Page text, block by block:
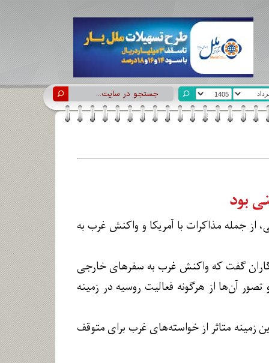
بود
از جمله مذاکرات با آمریکا و واکنش غرب به
گفت که واکنش غرب به سفرهای خارجی
آن‌ها از هرگونه فعالیت روسیه در زمینه
متاثر از خواسته‌های غرب برای متوقف